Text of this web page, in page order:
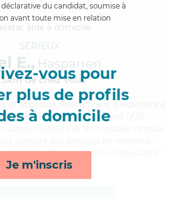
du candidat, soumise à
avant toute mise en relation
vous pour
plus de profils
à domicile
Je m'inscris
SÉRIEUX
E., Hasparren
de chez Vous
et appliqué, Axel a 11 ans d'expérience
d'Etat d'aide-soignant (AS).
habillage et lessive/repassage*